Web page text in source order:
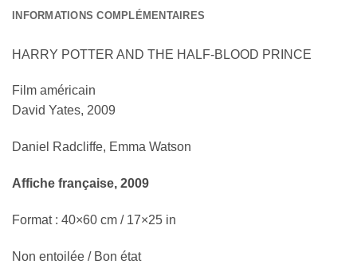
INFORMATIONS COMPLÉMENTAIRES
HARRY POTTER AND THE HALF-BLOOD PRINCE
Film américain
David Yates, 2009
Daniel Radcliffe, Emma Watson
Affiche française, 2009
Format : 40×60 cm / 17×25 in
Non entoilée / Bon état